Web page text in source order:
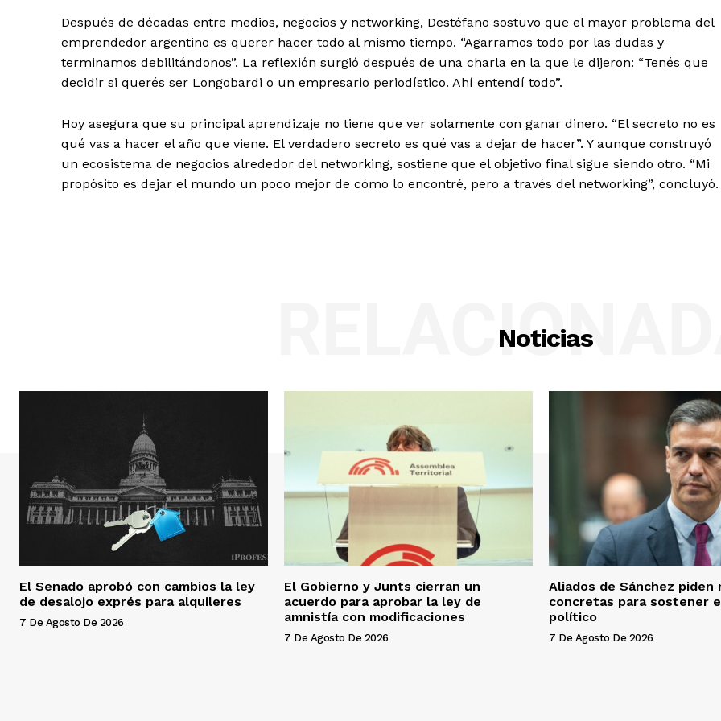
Después de décadas entre medios, negocios y networking, Destéfano sostuvo que el mayor problema del
emprendedor argentino es querer hacer todo al mismo tiempo. “Agarramos todo por las dudas y
terminamos debilitándonos”. La reflexión surgió después de una charla en la que le dijeron: “Tenés que
decidir si querés ser Longobardi o un empresario periodístico. Ahí entendí todo”.
Hoy asegura que su principal aprendizaje no tiene que ver solamente con ganar dinero. “El secreto no es
qué vas a hacer el año que viene. El verdadero secreto es qué vas a dejar de hacer”. Y aunque construyó
un ecosistema de negocios alrededor del networking, sostiene que el objetivo final sigue siendo otro. “Mi
propósito es dejar el mundo un poco mejor de cómo lo encontré, pero a través del networking”, concluyó.
Noticias
El Senado aprobó con cambios la ley
de desalojo exprés para alquileres
7 De Agosto De 2026
El Gobierno y Junts cierran un
acuerdo para aprobar la ley de
amnistía con modificaciones
7 De Agosto De 2026
Aliados de Sánchez piden
concretas para sostener
político
7 De Agosto De 2026